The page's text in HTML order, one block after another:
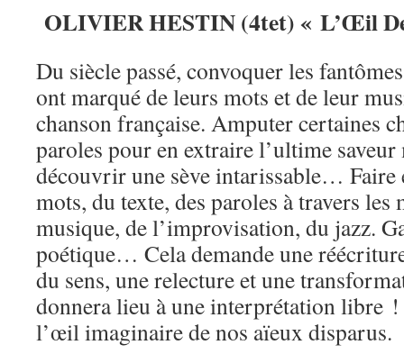
OLIVIER HESTIN (4tet) « L’Œil
Du siècle passé, convoquer les
ont marqué de leurs mots et de leur
chanson française. Amputer certaines
paroles pour en extraire l’ultime
découvrir une sève intarissable… Faire
mots, du texte, des paroles à travers les
musique, de l’improvisation, du jazz.
poétique… Cela demande une
du sens, une relecture et une
donnera lieu à une interprétation libre
l’œil imaginaire de nos aïeux disparus.